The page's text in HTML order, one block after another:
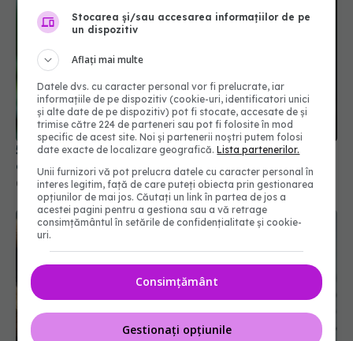
5 plante și condimente care îmbunătățesc
digestia
07 oct 2025, 18:53
Stocarea și/sau accesarea informațiilor de pe
un dispozitiv
Aflați mai multe
Datele dvs. cu caracter personal vor fi prelucrate, iar
informațiile de pe dispozitiv (cookie-uri, identificatori unici
și alte date de pe dispozitiv) pot fi stocate, accesate de și
trimise către 224 de parteneri sau pot fi folosite în mod
specific de acest site. Noi și partenerii noștri putem folosi
date exacte de localizare geografică.Lista partenerilor.
Unii furnizori vă pot prelucra datele cu caracter personal în
interes legitim, față de care puteți obiecta prin gestionarea
opțiunilor de mai jos. Căutați un link în partea de jos a
acestei pagini pentru a gestiona sau a vă retrage
consimțământul în setările de confidențialitate și cookie-
uri.
Consimțământ
Gestionați opțiunile